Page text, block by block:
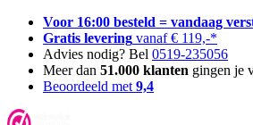
Voor 16:00 besteld = vandaag
Gratis levering vanaf € 119,-*
Advies nodig? Bel 0519-235056
Meer dan 51.000 klanten gingen je
Beoordeeld met 9,4